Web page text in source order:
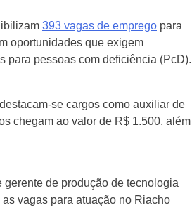
393 vagas de emprego para
oportunidades que exigem
para pessoas com deficiência (PcD).
se cargos como auxiliar de
chegam ao valor de R$ 1.500, além
de produção de tecnologia
vagas para atuação no Riacho